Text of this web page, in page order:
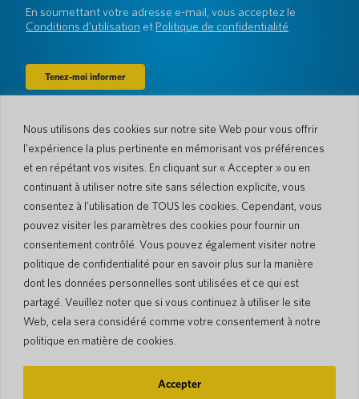
Nous utilisons des cookies sur notre site Web pour vous offrir
l'expérience la plus pertinente en mémorisant vos préférences
et en répétant vos visites. En cliquant sur « Accepter » ou en
continuant à utiliser notre site sans sélection explicite, vous
consentez à l'utilisation de TOUS les cookies. Cependant, vous
pouvez visiter les paramètres des cookies pour fournir un
consentement contrôlé. Vous pouvez également visiter notre
politique de confidentialité pour en savoir plus sur la manière
dont les données personnelles sont utilisées et ce qui est
partagé. Veuillez noter que si vous continuez à utiliser le site
Web, cela sera considéré comme votre consentement à notre
politique en matière de cookies.
Accepter
(Obligatoire)
En soumettant votre adresse e-mail, vous acceptez le
Conditions d'utilisation et Politique de confidentialité
Entreprise
À propos de nous
Langues et pays
Actualités
#AllSpokenHere
Soutien
Service client
Politique de retour
Conditions d'expédition
Garantie limitée
Sécurité de Pocketalk
Contactez-nous
Demande